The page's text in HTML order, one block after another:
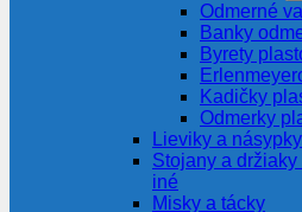
Odmerné
Banky
Byrety
Kadičky
Odmerky
Lieviky a
Stojany a
iné
Misky a tácky